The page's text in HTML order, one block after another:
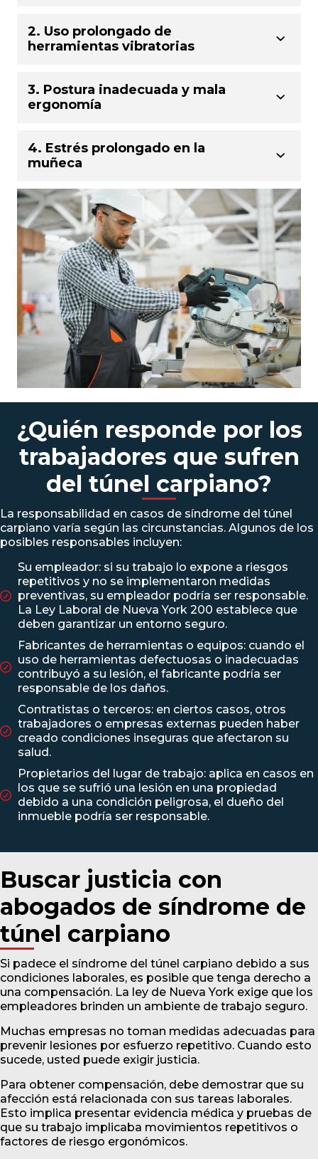
2. Uso prolongado de
herramientas vibratorias
3. Postura inadecuada y mala
ergonomía
4. Estrés prolongado en la
muñeca
¿Quién responde por los
trabajadores que sufren
del túnel carpiano?
La responsabilidad en casos de síndrome del túnel
carpiano varía según las circunstancias. Algunos de los
posibles responsables incluyen:
Su empleador: si su trabajo lo expone a riesgos
repetitivos y no se implementaron medidas
preventivas, su empleador podría ser responsable.
La Ley Laboral de Nueva York 200 establece que
deben garantizar un entorno seguro.
Fabricantes de herramientas o equipos: cuando el
uso de herramientas defectuosas o inadecuadas
contribuyó a su lesión, el fabricante podría ser
responsable de los daños.
Contratistas o terceros: en ciertos casos, otros
trabajadores o empresas externas pueden haber
creado condiciones inseguras que afectaron su
salud.
Propietarios del lugar de trabajo: aplica en casos en
los que se sufrió una lesión en una propiedad
debido a una condición peligrosa, el dueño del
inmueble podría ser responsable.
Buscar justicia con
abogados de síndrome de
túnel carpiano
Si padece el síndrome del túnel carpiano debido a sus
condiciones laborales, es posible que tenga derecho a
una compensación. La ley de Nueva York exige que los
empleadores brinden un ambiente de trabajo seguro.
Muchas empresas no toman medidas adecuadas para
prevenir lesiones por esfuerzo repetitivo. Cuando esto
sucede, usted puede exigir justicia.
Para obtener compensación, debe demostrar que su
afección está relacionada con sus tareas laborales.
Esto implica presentar evidencia médica y pruebas de
que su trabajo implicaba movimientos repetitivos o
factores de riesgo ergonómicos.